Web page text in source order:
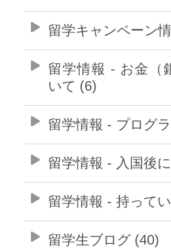
留学キャンペーン
留学情報 - お金（
いて (6)
留学情報 - プログ
留学情報 - 入国後
留学情報 - 持って
留学生ブログ (40)